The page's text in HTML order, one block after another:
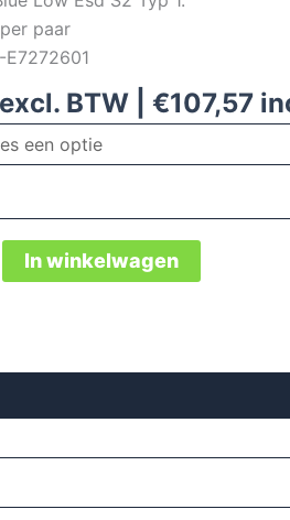
paar
E7272601
excl. BTW | €107,57
In winkelwagen